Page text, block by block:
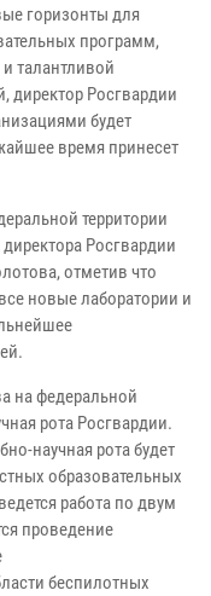
горизонты для
программ,
талантливой
Росгвардии
будет
время принесет
территории
Росгвардии
отметив что
новые лаборатории и
на федеральной
рота Росгвардии.
научная рота будет
образовательных
работа по двум
проведение
беспилотных